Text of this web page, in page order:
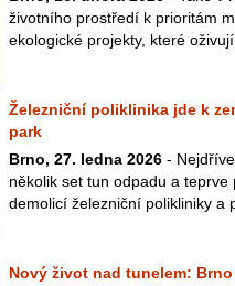
životního prostředí k prioritám
ekologické projekty, které
Železniční poliklinika jde k
park
Brno, 27. ledna 2026 -
několik set tun odpadu a
demolicí železniční polikliniky a
Nový život nad tunelem: